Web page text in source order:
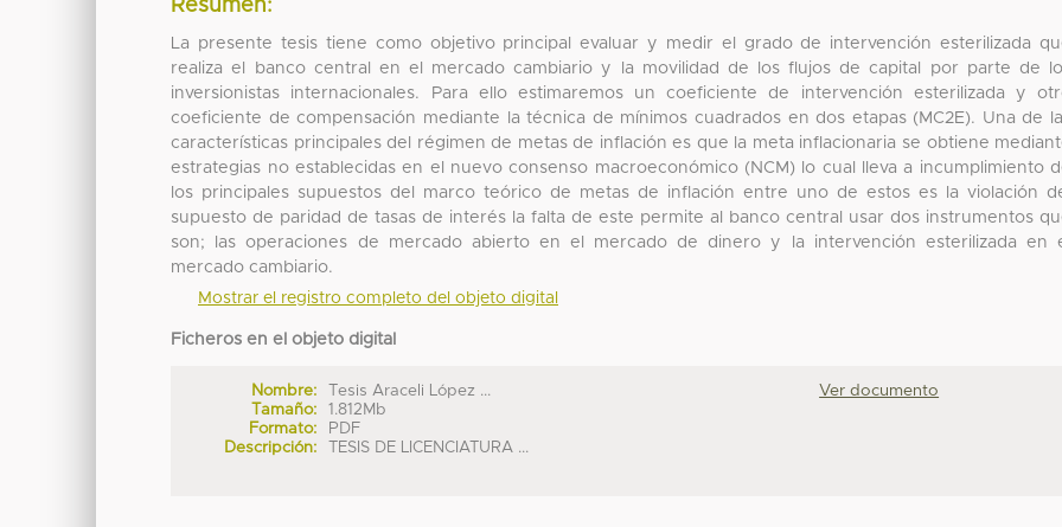
Resumen:
La presente tesis tiene como objetivo principal evaluar y medir el grado de intervención esterilizada
realiza el banco central en el mercado cambiario y la movilidad de los flujos de capital por parte de
inversionistas internacionales. Para ello estimaremos un coeficiente de intervención esterilizada y
coeficiente de compensación mediante la técnica de mínimos cuadrados en dos etapas (MC2E). Una de
características principales del régimen de metas de inflación es que la meta inflacionaria se obtiene
estrategias no establecidas en el nuevo consenso macroeconómico (NCM) lo cual lleva a incumplimiento
los principales supuestos del marco teórico de metas de inflación entre uno de estos es la violación
supuesto de paridad de tasas de interés la falta de este permite al banco central usar dos instrumentos
son; las operaciones de mercado abierto en el mercado de dinero y la intervención esterilizada en
mercado cambiario.
Mostrar el registro completo del objeto digital
Ficheros en el objeto digital
Nombre:
Tesis Araceli López ...
Tamaño:
1.812Mb
Formato:
PDF
Descripción:
TESIS DE LICENCIATURA ...
Ver documento